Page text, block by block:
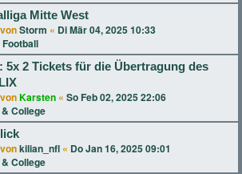
Mitte West
Storm « Di Mär 04, 2025 10:33
Football
5x 2 Tickets für die Übertragung des
Karsten « So Feb 02, 2025 22:06
College
kilian_nfl « Do Jan 16, 2025 09:01
College